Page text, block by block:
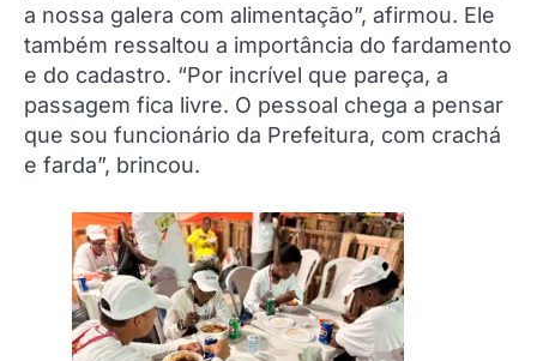
a nossa galera com alimentação”, afirmou. Ele
também ressaltou a importância do fardamento
e do cadastro. “Por incrível que pareça, a
passagem fica livre. O pessoal chega a pensar
que sou funcionário da Prefeitura, com crachá
e farda”, brincou.